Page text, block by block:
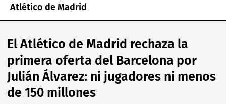
Atlético de Madrid
El Atlético de Madrid rechaza la
primera oferta del Barcelona por
Julián Álvarez: ni jugadores ni menos
de 150 millones